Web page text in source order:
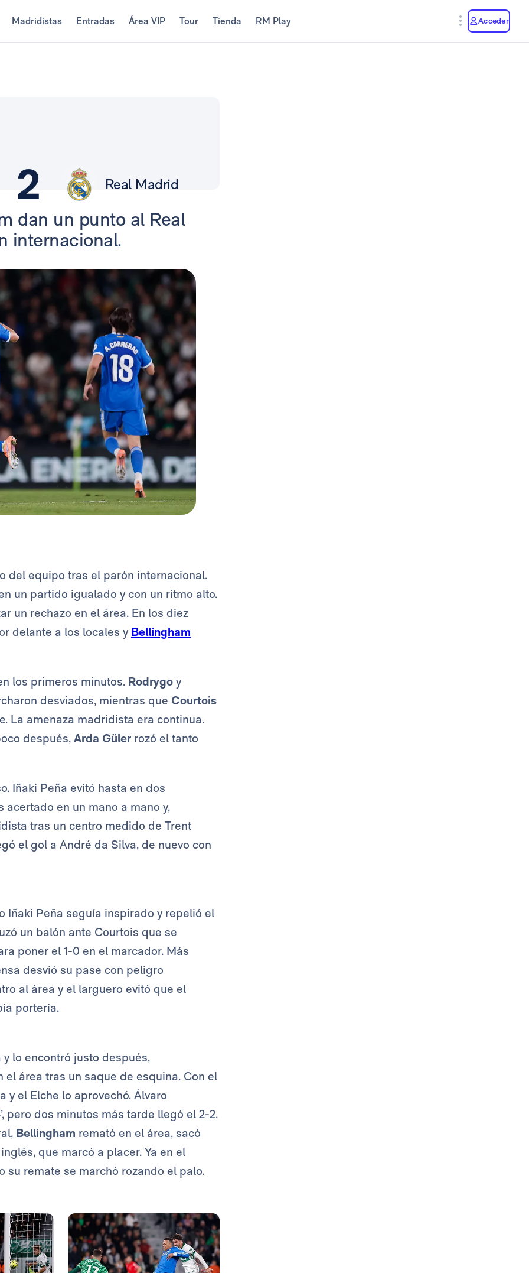
Madridistas Entradas Área VIP Tour Tienda RM Play Acceder
2 Real Madrid
dan un punto al Real
internacional.
del equipo tras el parón internacional.
un partido igualado y con un ritmo alto.
un rechazo en el área. En los diez
delante a los locales y Bellingham
los primeros minutos. Rodrygo y
desviados, mientras que Courtois
La amenaza madridista era continua.
después, Arda Güler rozó el tanto
Iñaki Peña evitó hasta en dos
acertado en un mano a mano y,
tras un centro medido de Trent
el gol a André da Silva, de nuevo con
Iñaki Peña seguía inspirado y repelió el
un balón ante Courtois que se
poner el 1-0 en el marcador. Más
desvió su pase con peligro
al área y el larguero evitó que el
portería.
lo encontró justo después,
área tras un saque de esquina. Con el
y el Elche lo aprovechó. Álvaro
pero dos minutos más tarde llegó el 2-2.
Bellingham remató en el área, sacó
que marcó a placer. Ya en el
remate se marchó rozando el palo.